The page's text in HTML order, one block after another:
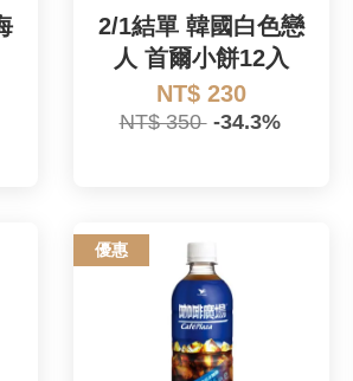
2/1結單 韓國白色戀
人 首爾小餅12入
NT$ 230
NT$ 350 -34.3%
優惠